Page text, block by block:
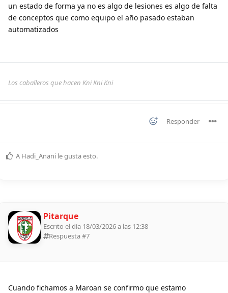
un estado de forma ya no es algo de lesiones es algo de falta
de conceptos que como equipo el año pasado estaban
automatizados
Los caballeros que hacen Kni Kni Kni
Responder
A Hadi_Anani le gusta esto.
Pitarque
Escrito el día 18/03/2026 a las 12:38
Respuesta #7
Cuando fichamos a Maroan se confirmo que estamo